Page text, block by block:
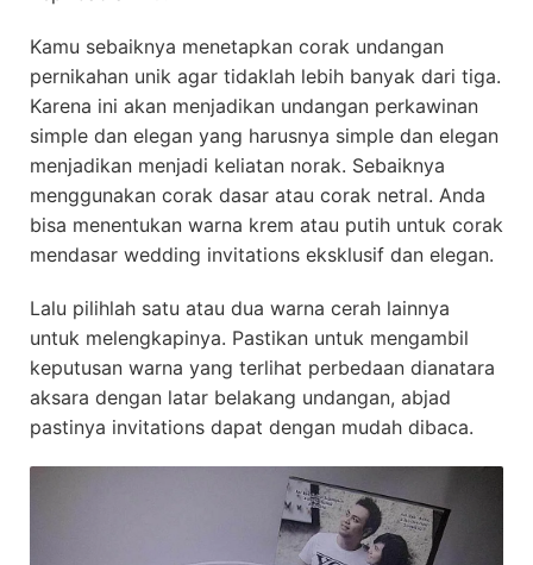
Kamu sebaiknya menetapkan corak undangan
pernikahan unik agar tidaklah lebih banyak dari tiga.
Karena ini akan menjadikan undangan perkawinan
simple dan elegan yang harusnya simple dan elegan
menjadikan menjadi keliatan norak. Sebaiknya
menggunakan corak dasar atau corak netral. Anda
bisa menentukan warna krem atau putih untuk corak
mendasar wedding invitations eksklusif dan elegan.
Lalu pilihlah satu atau dua warna cerah lainnya
untuk melengkapinya. Pastikan untuk mengambil
keputusan warna yang terlihat perbedaan dianatara
aksara dengan latar belakang undangan, abjad
pastinya invitations dapat dengan mudah dibaca.